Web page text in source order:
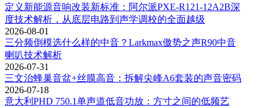
定义新能源音响改装新标准：阿尔派PXE-R121-12A2B深
度技术解析，从底层电路到声学调校的全面越级
2026-08-01
三分频倒模选什么样的中音？Larkmax傲势之声R90中音
喇叭技术解析
2026-07-31
三文治蜂巢音盆+丝膜高音：拆解尖峰A6套装的声音密码
2026-07-18
意大利PHD 750.1单声道低音功放：方寸之间的低频艺